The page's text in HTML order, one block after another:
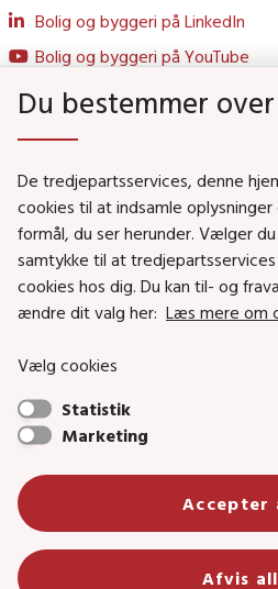
Bolig og byggeri på LinkedIn
Bolig og byggeri på YouTube
Social- og Boligministeriet
Job i Social- og Boligstyrelsen
Puljer og tilskud
Nyhedsbreve
Social- og Boligstyrelsens
Social- og Boligstyrelsen •
sikkermail• EAN-nr.:
26144698
Primær adresse og reception:
Bolig- og byggeriområdet: Holmens
Du bestemmer
De tredjepartsservices, denne
cookies til at indsamle
formål, du ser herunder. Vælger
samtykke til at
cookies hos dig. Du kan til- og
ændre dit valg her: Læs mere om
Vælg cookies
Statistik
Marketing
Accepter
Afvis